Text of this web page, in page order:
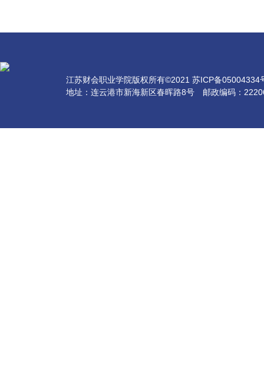
江苏财会职业学院版权所有©2021 苏ICP备
地址：连云港市新海新区春晖路8号 邮政编码：